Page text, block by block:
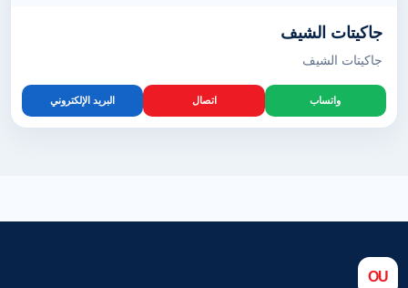
جاكيتات الشيف
جاكيتات الشيف
واتساب اتصال البريد الإلكتروني
OU